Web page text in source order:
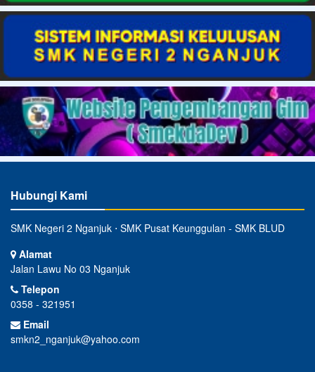
Hubungi Kami
SMK Negeri 2 Nganjuk ⋅ SMK Pusat Keunggulan - SMK BLUD
Alamat
Jalan Lawu No 03 Nganjuk
Telepon
0358 - 321951
Email
smkn2_nganjuk@yahoo.com